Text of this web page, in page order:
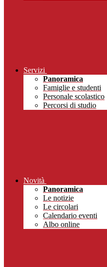
Servizi
Panoramica
Famiglie e studenti
Personale scolastico
Percorsi di studio
Novità
Panoramica
Le notizie
Le circolari
Calendario eventi
Albo online